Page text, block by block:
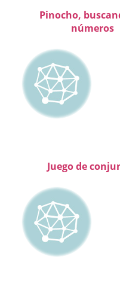
Pinocho,
números
Juego de